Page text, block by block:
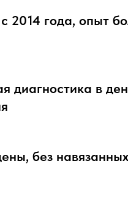
2014 года, опыт
диагностика в
без навязанных